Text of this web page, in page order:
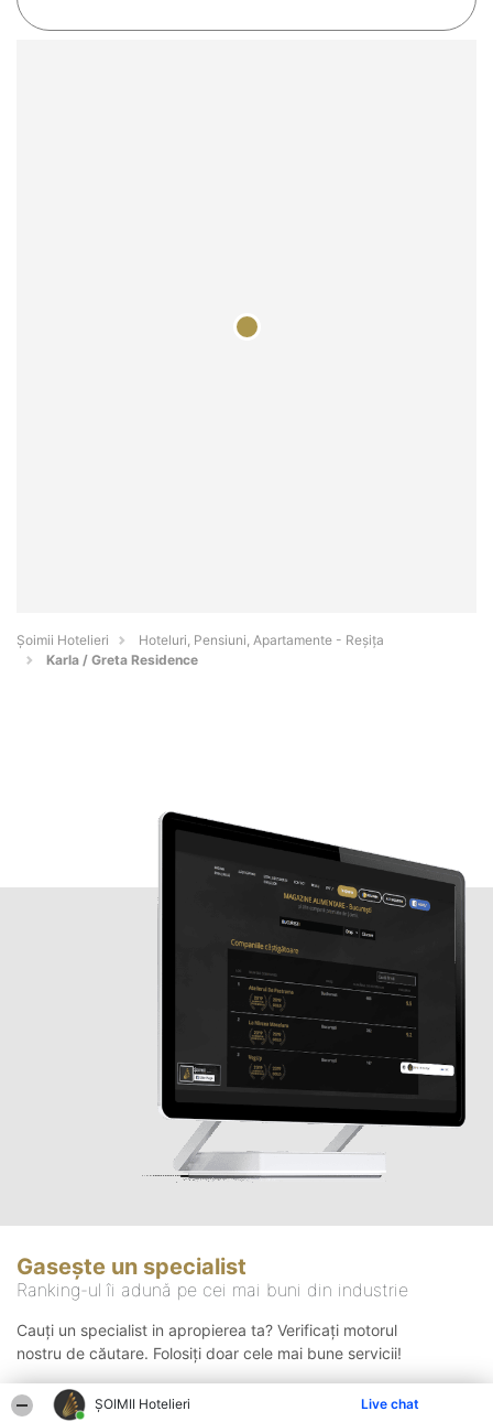
ȘOIMII Hotelieri Live chat
Șoimii Hotelieri
Hoteluri, Pensiuni, Apartamente - Reşiţa
Karla / Greta Residence
Gasește un specialist
Ranking-ul îi adună pe cei mai buni din industrie
Cauți un specialist in apropierea ta? Verificați motorul
nostru de căutare. Folosiți doar cele mai bune servicii!